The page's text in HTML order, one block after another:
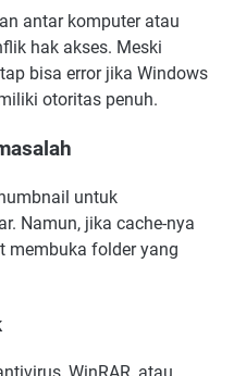
antar komputer atau
hak akses. Meski
bisa error jika Windows
otoritas penuh.
untuk
Namun, jika cache-nya
membuka folder yang